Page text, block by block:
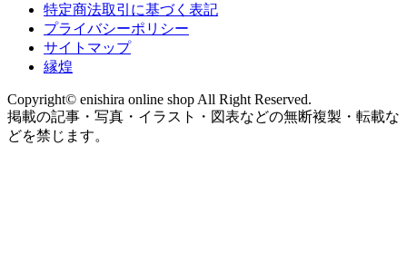
特定商法取引に基づく表記
プライバシーポリシー
サイトマップ
縁煌
Copyright© enishira online shop All Right Reserved.
掲載の記事・写真・イラスト・図表などの無断複製・転載な
どを禁じます。